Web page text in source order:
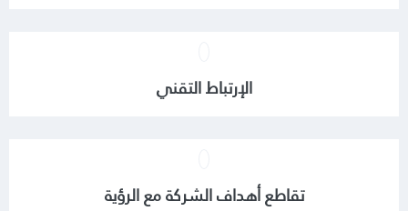
الإرتباط التقني
تقاطع أهداف الشركة مع الرؤية